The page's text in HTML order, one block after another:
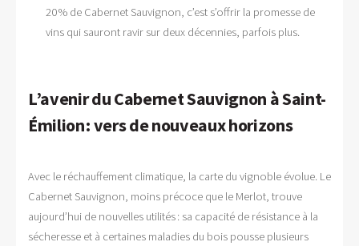
20 % de Cabernet Sauvignon, c’est s’offrir la promesse de
vins qui sauront ravir sur deux décennies, parfois plus.
L’avenir du Cabernet Sauvignon à Saint-
Émilion : vers de nouveaux horizons
Avec le réchauffement climatique, la carte du vignoble évolue. Le
Cabernet Sauvignon, moins précoce que le Merlot, trouve
aujourd’hui de nouvelles utilités : sa capacité de résistance à la
sécheresse et à certaines maladies du bois pousse plusieurs